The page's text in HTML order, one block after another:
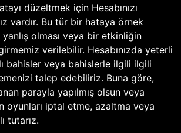
düzeltmek için Hesabınızı
vardır. Bu tür bir hataya örnek
olması veya bir etkinliğin
verilebilir. Hesabınızda yeterli
bahisler veya bahislerle ilgili ilgili
talep edebiliriz. Buna göre,
parayla yapılmış olsun veya
oyunları iptal etme, azaltma veya
tutarız.